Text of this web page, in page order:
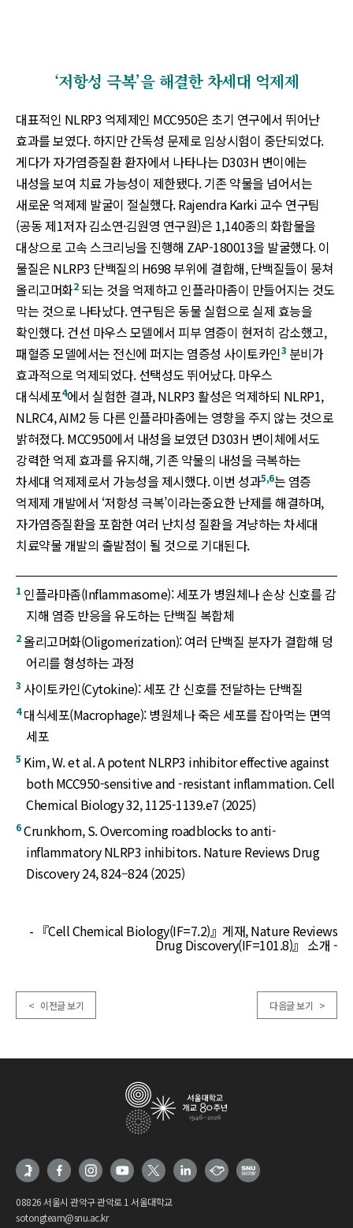
‘저항성 극복’을 해결한 차세대 억제제
대표적인 NLRP3 억제제인 MCC950은 초기 연구에서 뛰어난
효과를 보였다. 하지만 간독성 문제로 임상시험이 중단되었다.
게다가 자가염증질환 환자에서 나타나는 D303H 변이에는
내성을 보여 치료 가능성이 제한됐다. 기존 약물을 넘어서는
새로운 억제제 발굴이 절실했다. Rajendra Karki 교수 연구팀
(공동 제1저자 김소연·김원영 연구원)은 1,140종의 화합물을
대상으로 고속 스크리닝을 진행해 ZAP-180013을 발굴했다. 이
물질은 NLRP3 단백질의 H698 부위에 결합해, 단백질들이 뭉쳐
올리고머화2되는 것을 억제하고 인플라마좀이 만들어지는 것도
막는 것으로 나타났다. 연구팀은 동물 실험으로 실제 효능을
확인했다. 건선 마우스 모델에서 피부 염증이 현저히 감소했고,
패혈증 모델에서는 전신에 퍼지는 염증성 사이토카인3 분비가
효과적으로 억제되었다. 선택성도 뛰어났다. 마우스
대식세포4에서 실험한 결과, NLRP3 활성은 억제하되 NLRP1,
NLRC4, AIM2 등 다른 인플라마좀에는 영향을 주지 않는 것으로
밝혀졌다. MCC950에서 내성을 보였던 D303H 변이체에서도
강력한 억제 효과를 유지해, 기존 약물의 내성을 극복하는
차세대 억제제로서 가능성을 제시했다. 이번 성과5,6는 염증
억제제 개발에서 ‘저항성 극복’이라는중요한 난제를 해결하며,
자가염증질환을 포함한 여러 난치성 질환을 겨냥하는 차세대
치료약물 개발의 출발점이 될 것으로 기대된다.
1 인플라마좀(Inflammasome): 세포가 병원체나 손상 신호를 감
지해 염증 반응을 유도하는 단백질 복합체
2올리고머화(Oligomerization): 여러 단백질 분자가 결합해 덩
어리를 형성하는 과정
3 사이토카인(Cytokine): 세포 간 신호를 전달하는 단백질
4대식세포(Macrophage): 병원체나 죽은 세포를 잡아먹는 면역
세포
5 Kim, W. et al. A potent NLRP3 inhibitor effective against
both MCC950-sensitive and -resistant inflammation. Cell
Chemical Biology 32, 1125-1139.e7 (2025)
6Crunkhorn, S. Overcoming roadblocks to anti-
inflammatory NLRP3 inhibitors. Nature Reviews Drug
Discovery 24, 824–824 (2025)
- 『Cell Chemical Biology(IF=7.2)』게재, Nature Reviews
Drug Discovery(IF=101.8)』 소개 -
< 이전글 보기 다음글 보기 >
08826 서울시 관악구 관악로 1 서울대학교
sotongteam@snu.ac.kr